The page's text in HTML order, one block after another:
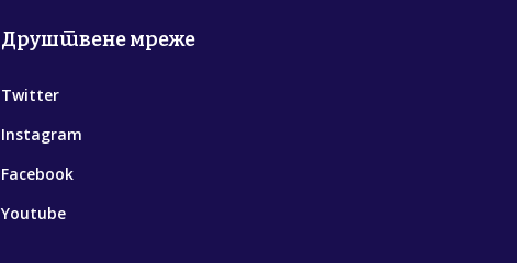
Друштвене мреже
Twitter
Instagram
Facebook
Youtube